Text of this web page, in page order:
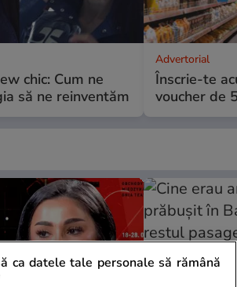
chic: Cum ne
să ne reinventăm
Advertorial
Înscrie-te
voucher de
ca datele tale personale să rămână